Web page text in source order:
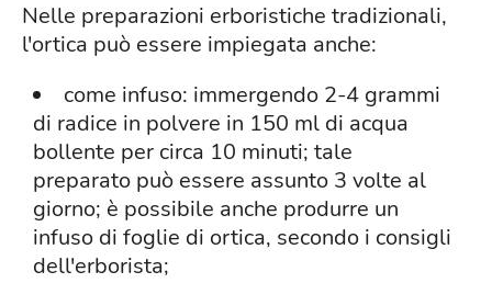
Nelle preparazioni erboristiche tradizionali,
l'ortica può essere impiegata anche:
come infuso: immergendo 2-4 grammi
di radice in polvere in 150 ml di acqua
bollente per circa 10 minuti; tale
preparato può essere assunto 3 volte al
giorno; è possibile anche produrre un
infuso di foglie di ortica, secondo i consigli
dell'erborista;